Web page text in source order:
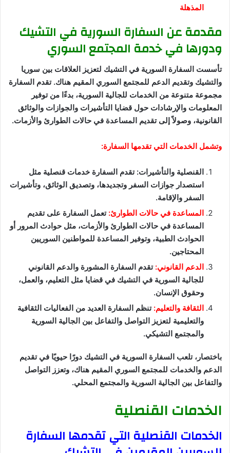
المذهلة
مقدمة عن السفارة السورية في التشيك
ودورها في خدمة المجتمع السوري
تأسست السفارة السورية في التشيك لتعزيز العلاقات بين سوريا
والتشيك وتقديم الدعم للمجتمع السوري المقيم هناك. تقدم السفارة
مجموعة متنوعة من الخدمات للجالية السورية، بدءًا من توفير
المعلومات والإرشادات حول قضايا التأشيرات والجوازات والوثائق
القانونية، وصولاً إلى تقديم المساعدة في حالات الطوارئ والأزمات.
وتشمل الخدمات التي تقدمها السفارة:
القنصلية والتأشيرات: تقدم السفارة خدمات قنصلية مثل
استصدار جوازات السفر وتجديدها، وتصديق الوثائق، وتأشيرات
السفر والإقامة.
المساعدة في حالات الطوارئ: تعمل السفارة على تقديم
المساعدة في حالات الطوارئ والأزمات، مثل حوادث المرور أو
الحوادث الطبية، وتوفير المساعدة للمواطنين السوريين
المحتاجين.
الدعم القانوني:تقدم السفارة المشورة والدعم القانوني
للجالية السورية في التشيك في قضايا مثل التعليم، والعمل،
وحقوق الإنسان.
الثقافة والتعليم: تنظم السفارة العديد من الفعاليات الثقافية
والتعليمية لتعزيز التواصل والتفاعل بين الجالية السورية
والمجتمع التشيكي.
باختصار، تلعب السفارة السورية في التشيك دورًا حيويًا في تقديم
الدعم والخدمات للمجتمع السوري المقيم هناك، وتعزز التواصل
والتفاعل بين الجالية السورية والمجتمع المحلي.
الخدمات القنصلية
الخدمات القنصلية التي تقدمها السفارة